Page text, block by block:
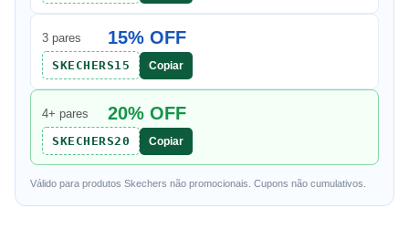
3 pares 15% OFF
SKECHERS15 Copiar
4+ pares 20% OFF
SKECHERS20 Copiar
Válido para produtos Skechers não promocionais. Cupons não cumulativos.